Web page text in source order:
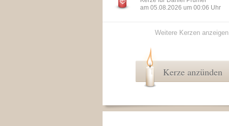
am 05.08.2026 um 00:06 Uhr
Weitere Kerzen anzeigen
Kerze anzünden